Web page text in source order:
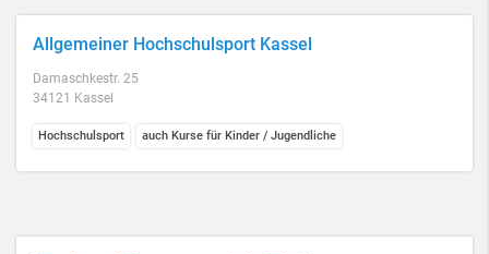
Allgemeiner Hochschulsport Kassel
Damaschkestr. 25
34121 Kassel
Hochschulsport auch Kurse für Kinder / Jugendliche